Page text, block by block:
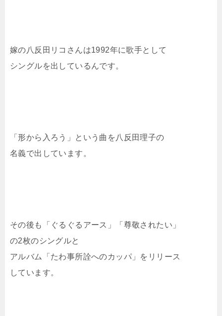
嫁の八反田リコさんは1992年に歌手として
シングルを出しているんです。
「形から入ろう」という曲を八反田理子の
名義で出しています。
その後も「ぐるぐるアース」「尊敬されたい」
の2枚のシングルと
アルバム「たわ事所詮へのカッパ」をリリース
しています。